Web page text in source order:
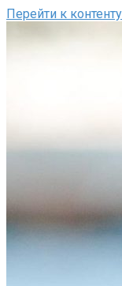
Перейти к контенту